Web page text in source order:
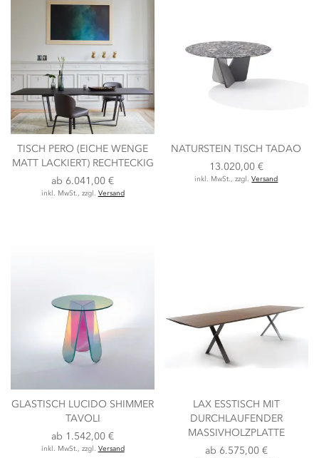
TISCH PERO (EICHE WENGE
MATT LACKIERT) RECHTECKIG
ab 6.041,00 €
inkl. MwSt., zzgl. Versand
NATURSTEIN TISCH TADAO
13.020,00 €
inkl. MwSt., zzgl.Versand
GLASTISCH LUCIDO SHIMMER
TAVOLI
ab 1.542,00 €
inkl. MwSt., zzgl. Versand
LAX ESSTISCH MIT
DURCHLAUFENDER
MASSIVHOLZPLATTE
ab 6.575,00 €